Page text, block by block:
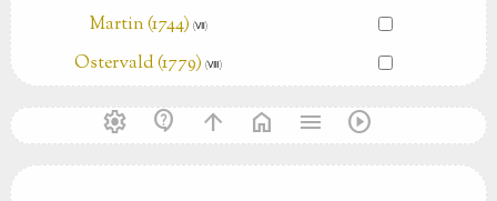
Martin (1744) (Ⅶ)
Ostervald (1779) (Ⅷ)
settings contact_support arrow_upward home menu play_circle